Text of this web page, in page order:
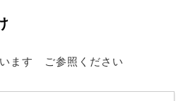
ます ご参照ください